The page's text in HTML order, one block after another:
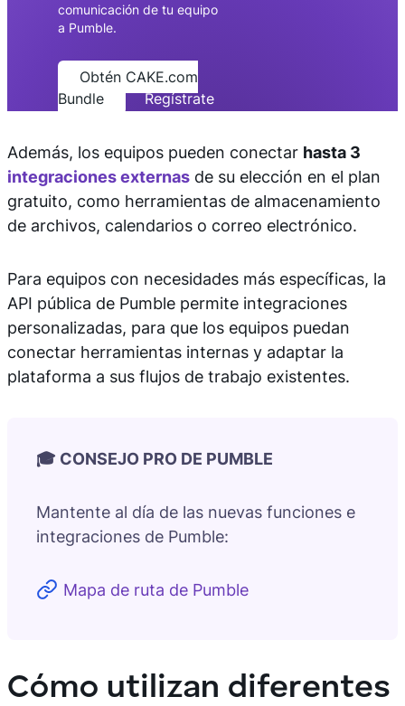
comunicación de tu equipo
a Pumble.
Obtén CAKE.com
Bundle
Regístrate
Además, los equipos pueden conectar hasta 3
integraciones externas de su elección en el plan
gratuito, como herramientas de almacenamiento
de archivos, calendarios o correo electrónico.
Para equipos con necesidades más específicas, la
API pública de Pumble permite integraciones
personalizadas, para que los equipos puedan
conectar herramientas internas y adaptar la
plataforma a sus flujos de trabajo existentes.
🎓 CONSEJO PRO DE PUMBLE
Mantente al día de las nuevas funciones e
integraciones de Pumble:
Mapa de ruta de Pumble
Cómo utilizan diferentes